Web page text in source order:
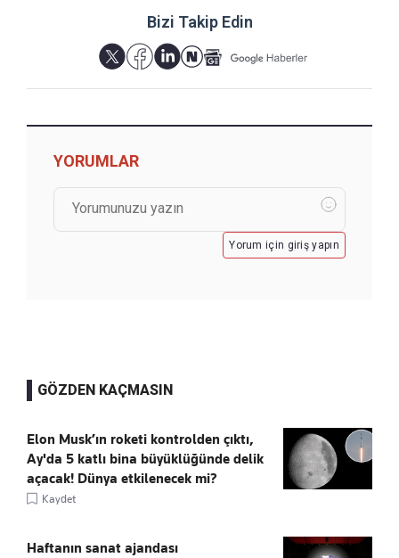
Bizi Takip Edin
YORUMLAR
Yorum için giriş yapın
GÖZDEN KAÇMASIN
Elon Musk’ın roketi kontrolden çıktı,
Ay'da 5 katlı bina büyüklüğünde delik
açacak! Dünya etkilenecek mi?
Kaydet
Haftanın sanat ajandası